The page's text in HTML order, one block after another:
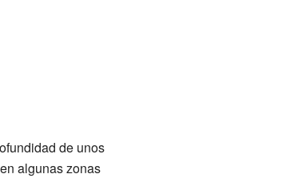
de unos
algunas zonas